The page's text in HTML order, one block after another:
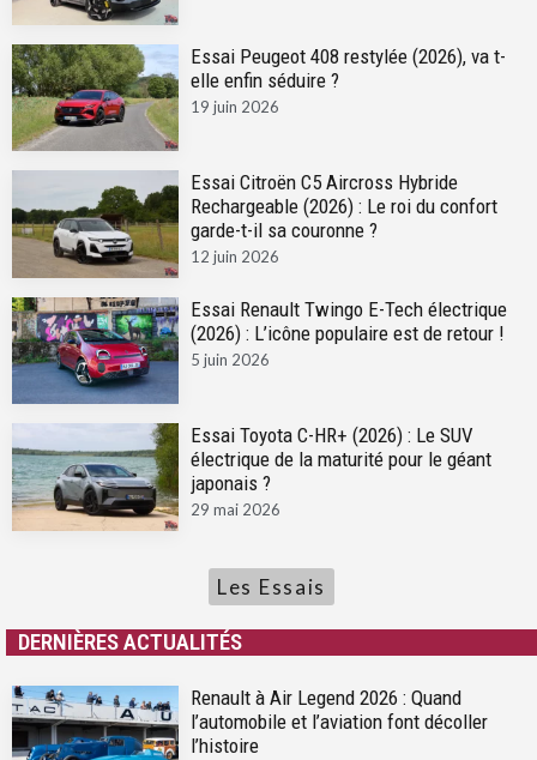
Essai Peugeot 408 restylée (2026), va t-
elle enfin séduire ?
19 juin 2026
Essai Citroën C5 Aircross Hybride
Rechargeable (2026) : Le roi du confort
garde-t-il sa couronne ?
12 juin 2026
Essai Renault Twingo E-Tech électrique
(2026) : L’icône populaire est de retour !
5 juin 2026
Essai Toyota C-HR+ (2026) : Le SUV
électrique de la maturité pour le géant
japonais ?
29 mai 2026
Les Essais
DERNIÈRES ACTUALITÉS
Renault à Air Legend 2026 : Quand
l’automobile et l’aviation font décoller
l’histoire